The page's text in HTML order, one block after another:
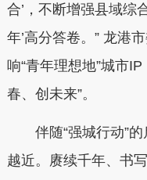
合’，不断增强县域综
年’高分答卷。” 龙港
响“青年理想地”城市
春、创未来”。
伴随“强城行动”
越近。赓续千年、书